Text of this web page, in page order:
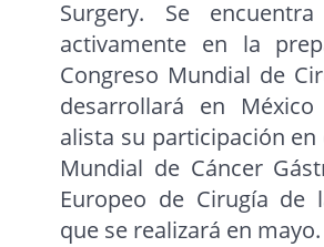
Surgery. Se
activamente en la
Congreso Mundial de
desarrollará en
alista su participación en
Mundial de Cáncer
Europeo de Cirugía de
que se realizará en mayo.